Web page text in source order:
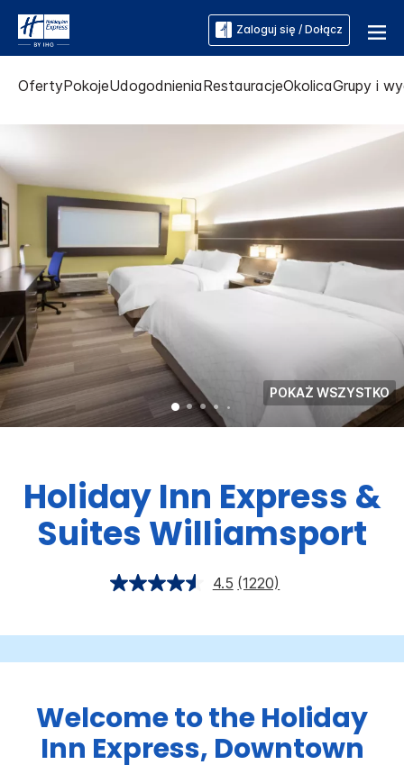
Zaloguj się / Dołącz
OfertyPokojeUdogodnieniaRestauracjeOkolicaGrupy i
POKAŻ WSZYSTKO
Holiday Inn Express &
Suites Williamsport
4.5 (1220)
Welcome to the Holiday
Inn Express, Downtown